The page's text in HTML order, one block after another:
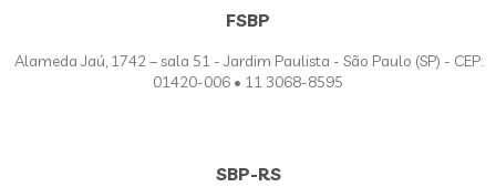
FSBP
Alameda Jaú, 1742 – sala 51 - Jardim Paulista - São Paulo (SP) - CEP:
01420-006 • 11 3068-8595
SBP-RS